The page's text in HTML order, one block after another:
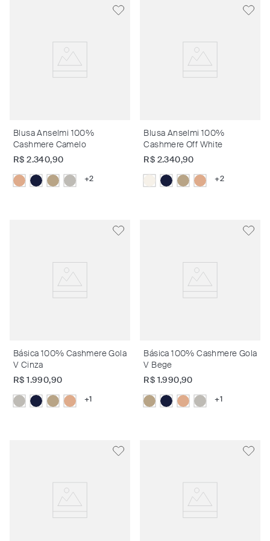
Blusa Anselmi 100%
Cashmere Camelo
R$ 2.340,90
+2
Blusa Anselmi 100%
Cashmere Off White
R$ 2.340,90
+2
Básica 100% Cashmere Gola
V Cinza
R$ 1 .990,90
+
Básica 100% Cashmere Gola
V Bege
R$ 1.990,90
+